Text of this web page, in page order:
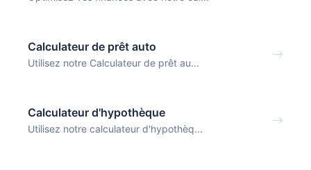
Calculateur de prêt auto
Utilisez notre Calculateur de prêt au...
Calculateur d'hypothèque
Utilisez notre calculateur d'hypothèq...